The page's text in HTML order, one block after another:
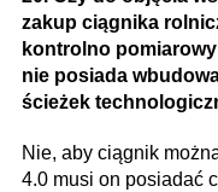
zakup ciągnika
kontrolno
nie posiada
ścieżek
Nie, aby ciągnik
4.0 musi on posiadać